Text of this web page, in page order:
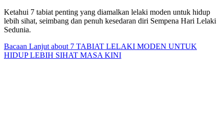
Ketahui 7 tabiat penting yang diamalkan lelaki moden untuk hidup
lebih sihat, seimbang dan penuh kesedaran diri Sempena Hari Lelaki
Sedunia.
Bacaan Lanjut about 7 TABIAT LELAKI MODEN UNTUK
HIDUP LEBIH SIHAT MASA KINI